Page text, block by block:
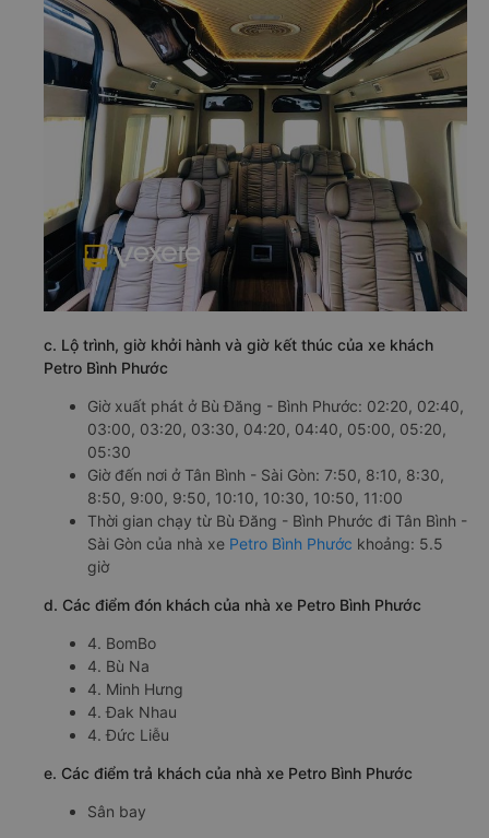
c. Lộ trình, giờ khởi hành và giờ kết thúc của xe khách
Petro Bình Phước
Giờ xuất phát ở Bù Đăng - Bình Phước: 02:20, 02:40,
03:00, 03:20, 03:30, 04:20, 04:40, 05:00, 05:20,
05:30
Giờ đến nơi ở Tân Bình - Sài Gòn: 7:50, 8:10, 8:30,
8:50, 9:00, 9:50, 10:10, 10:30, 10:50, 11:00
Thời gian chạy từ Bù Đăng - Bình Phước đi Tân Bình -
Sài Gòn của nhà xe Petro Bình Phước khoảng: 5.5
giờ
d. Các điểm đón khách của nhà xe Petro Bình Phước
4. BomBo
4. Bù Na
4. Minh Hưng
4. Đak Nhau
4. Đức Liễu
e. Các điểm trả khách của nhà xe Petro Bình Phước
Sân bay